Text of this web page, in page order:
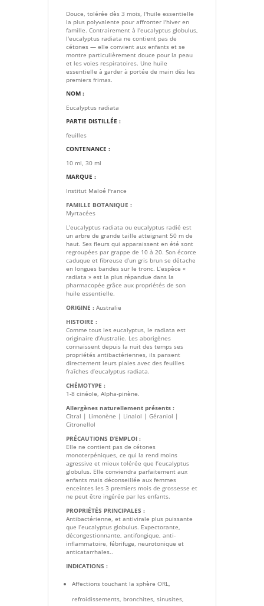
Douce, tolérée dès 3 mois, l'huile essentielle
la plus polyvalente pour affronter l'hiver en
famille. Contrairement à l'eucalyptus globulus,
l'eucalyptus radiata ne contient pas de
cétones — elle convient aux enfants et se
montre particulièrement douce pour la peau
et les voies respiratoires. Une huile
essentielle à garder à portée de main dès les
premiers frimas.
NOM :
Eucalyptus radiata
PARTIE DISTILLÉE :
feuilles
CONTENANCE :
10 ml, 30 ml
MARQUE :
Institut Maloé France
FAMILLE BOTANIQUE :
Myrtacées
L’eucalyptus radiata ou eucalyptus radié est
un arbre de grande taille atteignant 50 m de
haut. Ses fleurs qui apparaissent en été sont
regroupées par grappe de 10 à 20. Son écorce
caduque et fibreuse d’un gris brun se détache
en longues bandes sur le tronc. L’espèce «
radiata » est la plus répandue dans la
pharmacopée grâce aux propriétés de son
huile essentielle.
ORIGINE : Australie
HISTOIRE :
Comme tous les eucalyptus, le radiata est
originaire d’Australie. Les aborigènes
connaissent depuis la nuit des temps ses
propriétés antibactériennes, ils pansent
directement leurs plaies avec des feuilles
fraîches d’eucalyptus radiata.
CHÉMOTYPE :
1-8 cinéole, Alpha-pinène.
Allergènes naturellement présents :
Citral | Limonène | Linalol | Géraniol |
Citronellol
PRÉCAUTIONS D’EMPLOI :
Elle ne contient pas de cétones
monoterpéniques, ce qui la rend moins
agressive et mieux tolérée que l’eucalyptus
globulus. Elle conviendra parfaitement aux
enfants mais déconseillée aux femmes
enceintes les 3 premiers mois de grossesse et
ne peut être ingérée par les enfants.
PROPRIÉTÉS PRINCIPALES :
Antibactérienne, et antivirale plus puissante
que l’eucalyptus globulus. Expectorante,
décongestionnante, antifongique, anti-
inflammatoire, fébrifuge, neurotonique et
anticatarrhales..
INDICATIONS :
Affections touchant la sphère ORL,
refroidissements, bronchites, sinusites,